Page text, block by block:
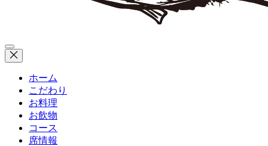
ホーム
こだわり
お料理
お飲物
コース
席情報